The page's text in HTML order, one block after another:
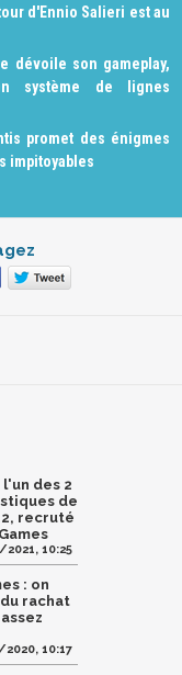
d'Ennio Salieri est au
dévoile son gameplay,
système de lignes
promet des énigmes
impitoyables
l'un des 2
de
2, recruté
10:25
: on
rachat
10:17